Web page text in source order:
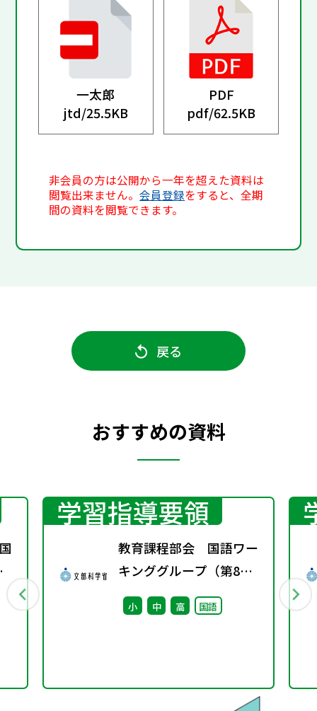
一太郎
jtd/25.5KB
PDF
pdf/62.5KB
非会員の方は公開から一年を超えた資料は
閲覧出来ません。会員登録をすると、全期
間の資料を閲覧できます。
戻る
おすすめの資料
学習指導要領
教育課程部会 国語ワー
キンググループ（第8
回） 配付資料
小 中 高 国語